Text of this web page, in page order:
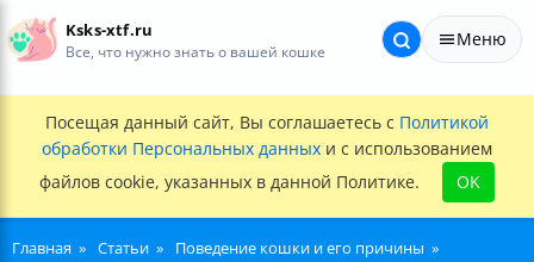
Ksks-xtf.ru
Все, что нужно знать о вашей кошке
Меню
Посещая данный сайт, Вы соглашаетесь с Политикой
обработки Персональных данных и с использованием
файлов cookie, указанных в данной Политике.
OK
Главная Статьи
Поведение кошки и его причины